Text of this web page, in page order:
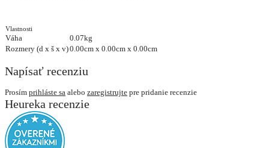
Vlastnosti
Váha
0.07kg
Rozmery (d x š x v)0.00cm x 0.00cm x 0.00cm
Napísať recenziu
Prosím prihláste sa alebo zaregistrujte pre pridanie recenzie
Heureka recenzie